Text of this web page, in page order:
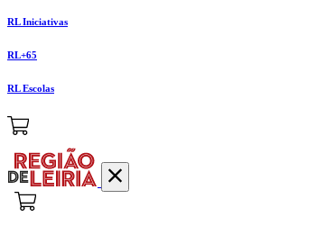
RL Iniciativas
RL+65
RL Escolas